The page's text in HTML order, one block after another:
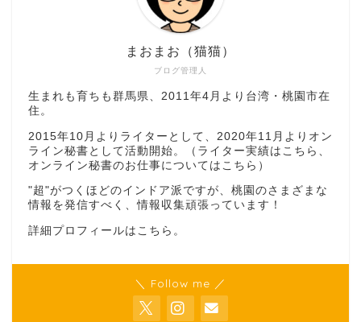
ブログ管理人
まおまお（猫猫）
生まれも育ちも群馬県、2011年4月より台湾・桃園市在
住。
2015年10月よりライターとして、2020年11月よりオン
ライン秘書として活動開始。（ライター実績は こちら
オンライン秘書のお仕事については こちら ）
"超"がつくほどのインドア派ですが、桃園のさまざまな
情報を発信すべく、情報収集頑張っています！
詳細プロフィールは こちら 。
＼ Follow me ／